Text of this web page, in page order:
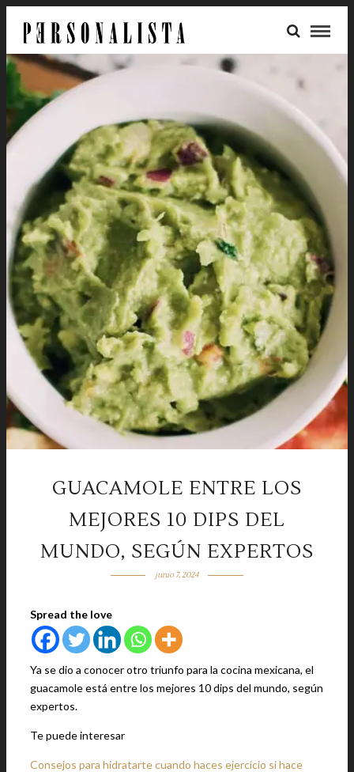
GUACAMOLE ENTRE LOS
MEJORES 10 DIPS DEL
MUNDO, SEGÚN EXPERTOS
junio 7, 2024
Spread the love
Ya se dio a conocer otro triunfo para la cocina mexicana, el
guacamole está entre los mejores 10 dips del mundo, según
expertos.
Te puede interesar
Consejos para hidratarte cuando haces ejercicio si hace